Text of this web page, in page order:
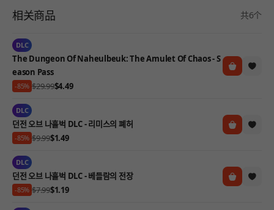
相关商品 共6个
DLC
The Dungeon Of Naheulbeuk: The Amulet Of Chaos - S
eason Pass
-85% $29.99$4.49
DLC
던전 오브 나흘벅 DLC - 리미스의 폐허
-85% $9.99$1.49
DLC
던전 오브 나흘벅 DLC - 베들람의 전장
-85% $7.99$1.19